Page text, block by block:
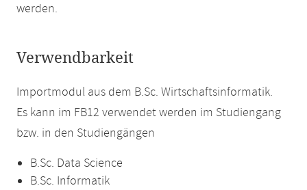
werden.
Verwendbarkeit
Importmodul aus dem B.Sc. Wirtschaftsinformatik.
Es kann im FB12 verwendet werden im Studiengang
bzw. in den Studiengängen
B.Sc. Data Science
B.Sc. Informatik